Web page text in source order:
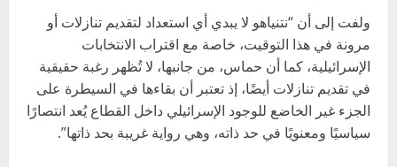
ولفت إلى أن “نتنياهو لا يبدي أي استعداد لتقديم تنازلات أو
مرونة في هذا التوقيت، خاصة مع اقتراب الانتخابات
الإسرائيلية، كما أن حماس، من جانبها، لا تُظهر رغبة حقيقية
في تقديم تنازلات أيضًا، إذ تعتبر أن بقاءها في السيطرة على
الجزء غير الخاضع للوجود الإسرائيلي داخل القطاع يُعد انتصارًا
سياسيًا ومعنويًا في حد ذاته، وهي رواية غريبة بحد ذاتها”.